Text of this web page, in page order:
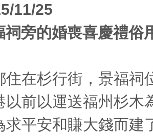
11/25
祠旁的婚喪喜慶禮俗
住在杉行街，景福祠
以前以運送福州杉木
求平安和賺大錢而建